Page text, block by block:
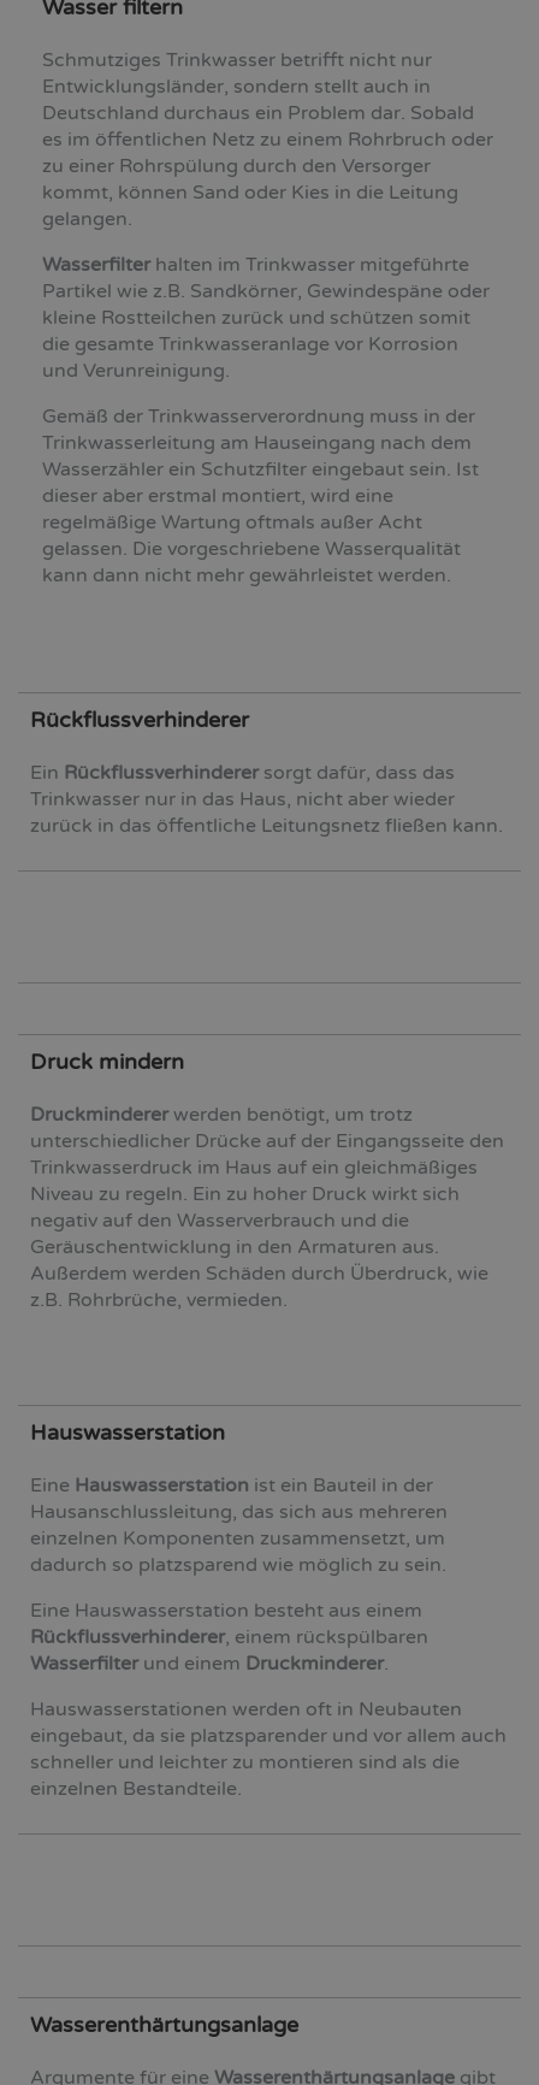
Wasser filtern
Schmutziges Trinkwasser betrifft nicht nur
Entwicklungsländer, sondern stellt auch in
Deutschland durchaus ein Problem dar. Sobald
es im öffentlichen Netz zu einem Rohrbruch oder
zu einer Rohrspülung durch den Versorger
kommt, können Sand oder Kies in die Leitung
gelangen.
Wasserfilterhalten im Trinkwasser mitgeführte
Partikel wie z.B. Sandkörner, Gewindespäne oder
kleine Rostteilchen zurück und schützen somit
die gesamte Trinkwasseranlage vor Korrosion
und Verunreinigung.
Gemäß der Trinkwasserverordnung muss in der
Trinkwasserleitung am Hauseingang nach dem
Wasserzähler ein Schutzfilter eingebaut sein. Ist
dieser aber erstmal montiert, wird eine
regelmäßige Wartung oftmals außer Acht
gelassen. Die vorgeschriebene Wasserqualität
kann dann nicht mehr gewährleistet werden.
Rückflussverhinderer
Ein Rückflussverhinderersorgt dafür, dass das
Trinkwasser nur in das Haus, nicht aber wieder
zurück in das öffentliche Leitungsnetz fließen kann.
Druck mindern
Druckmindererwerden benötigt, um trotz
unterschiedlicher Drücke auf der Eingangsseite den
Trinkwasserdruck im Haus auf ein gleichmäßiges
Niveau zu regeln. Ein zu hoher Druck wirkt sich
negativ auf den Wasserverbrauch und die
Geräuschentwicklung in den Armaturen aus.
Außerdem werden Schäden durch Überdruck, wie
z.B. Rohrbrüche, vermieden.
Hauswasserstation
Eine Hauswasserstation ist ein Bauteil in der
Hausanschlussleitung, das sich aus mehreren
einzelnen Komponenten zusammensetzt, um
dadurch so platzsparend wie möglich zu sein.
Eine Hauswasserstation besteht aus einem
Rückflussverhinderer, einem rückspülbaren
Wasserfilterund einem Druckminderer.
Hauswasserstationen werden oft in Neubauten
eingebaut, da sie platzsparender und vor allem auch
schneller und leichter zu montieren sind als die
einzelnen Bestandteile.
Wasserenthärtungsanlage
Argumente für eine Wasserenthärtungsanlage gibt